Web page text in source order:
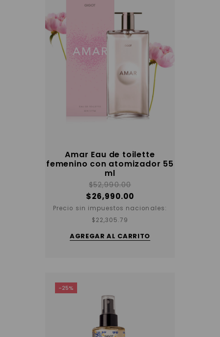
Amar Eau de toilette
femenino con atomizador 55
ml
$52,990.00
$26,990.00
Precio sin impuestos nacionales:
$22,305.79
AGREGAR AL CARRITO
-25%